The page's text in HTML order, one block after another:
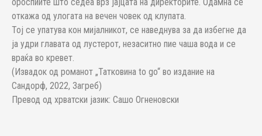
откажа од улогата на вечен човек од клупата.
Тој се упатува кон мијалникот, се наведнува за да избегне да
ја удри главата од лустерот, незаситно пие чаша вода и се
враќа во кревет.
(Извадок од романот „Татковина to go“ во издание на
Сандорф, 2022, Загреб)
Превод од хрватски јазик: Сашо Огненовски